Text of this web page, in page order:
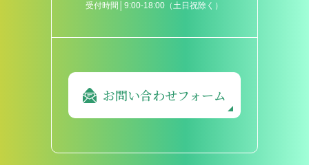
受付時間│9:00-18:00（土日祝除く）
お問い合わせフォーム